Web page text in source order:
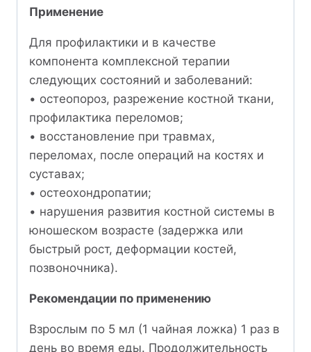
Применение
Для профилактики и в качестве
компонента комплексной терапии
следующих состояний и заболеваний:
• остеопороз, разрежение костной ткани,
профилактика переломов;
• восстановление при травмах,
переломах, после операций на костях и
суставах;
• остеохондропатии;
• нарушения развития костной системы в
юношеском возрасте (задержка или
быстрый рост, деформации костей,
позвоночника).
Рекомендации по применению
Взрослым по 5 мл (1 чайная ложка) 1 раз в
день во время еды. Продолжительность